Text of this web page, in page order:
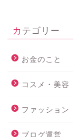
カテゴリー
お金のこと
コスメ・美容
ファッション
ブログ運営